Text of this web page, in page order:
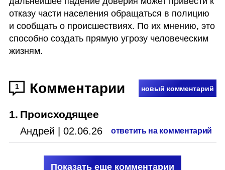
отказу части населения обращаться в полицию
и сообщать о происшествиях. По их мнению, это
способно создать прямую угрозу человеческим
жизням.
1 Комментарии новый комментарий
1. Происходящее
Андрей 02.06.26 ответить на комментарий
Показать еще комментарии